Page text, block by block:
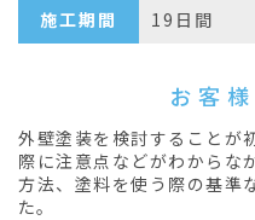
施工期間 19日間
お客
外壁塗装を検討することが
際に注意点などがわからな
方法、塗料を使う際の基準
た。